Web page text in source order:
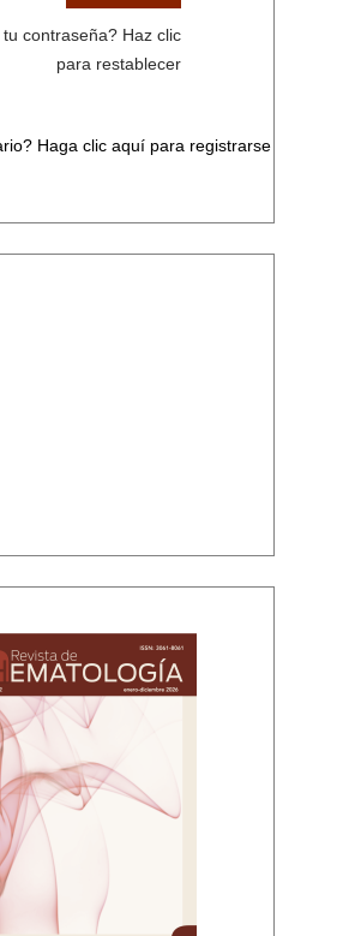
contraseña? Haz clic
para restablecer
Haga clic aquí para registrarse